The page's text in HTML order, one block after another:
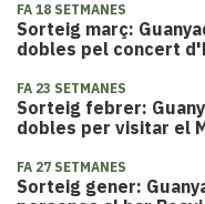
FA 18 SETMANES
Sorteig març:
dobles pel concert
FA 23 SETMANES
Sorteig febrer:
dobles per visitar el
FA 27 SETMANES
Sorteig gener: